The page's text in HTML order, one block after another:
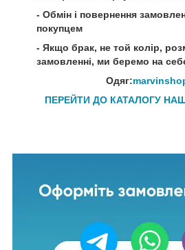
- Обмін і повернення
покупцем
- Якщо брак, не той колір,
замовленні, ми беремо на
Одяг:
ПЕРЕЙТИ ДО КАТАЛОГУ